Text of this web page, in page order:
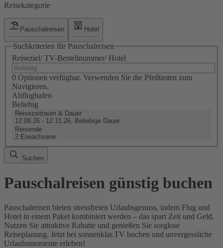
Reisekategorie
Pauschalreisen Hotel
Suchkriterien für Pauschalreisen
Reiseziel/ TV-Bestellnummer/ Hotel
0 Optionen verfügbar. Verwenden Sie die Pfeiltasten zum
Navigieren.
Abflughafen
Beliebig
Reisezeitraum & Dauer
12.08.26 - 12.11.26, Beliebige Dauer
Reisende
2 Erwachsene
Suchen
Pauschalreisen günstig buchen
Pauschalreisen bieten stressfreien Urlaubsgenuss, indem Flug und
Hotel in einem Paket kombiniert werden – das spart Zeit und Geld.
Nutzen Sie attraktive Rabatte und genießen Sie sorglose
Reiseplanung. Jetzt bei sonnenklar.TV buchen und unvergessliche
Urlaubsmomente erleben!